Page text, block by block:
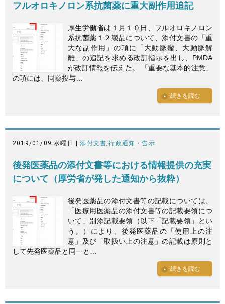
フルオロキノロン系抗菌薬に重大副作用追記
厚生労働省は１月１０日、フルオロキノロン
系抗菌薬１２製品について、添付文書の「重
大な副作用」の項に「大動脈瘤、大動脈解
離」の追記を求める改訂指示を出し、PMDA
が改訂情報を伝えた。 「重要な基本的注意」
の項には、同薬投与…
続きを読む
2019/01/09 水曜日 |添付文書,行政通知・告示
後発医薬品の添付文書等における情報提供の充実
について（厚労省が発した通知から抜粋）
後発医薬品の添付文書等の記載については、
「医療用医薬品の添付文書等の記載要領につ
いて」別添記載要領（以下「記載要領」とい
う。）により、後発医薬品の「使用上の注
意」及び「取扱い上の注意」の記載は原則と
して先発医薬品と同一と…
続きを読む